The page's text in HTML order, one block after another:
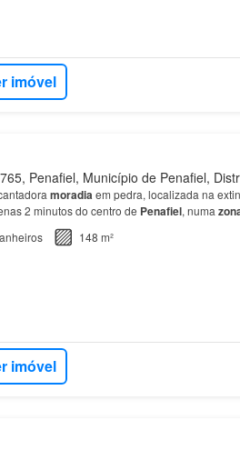
imóvel
Penafiel, Município de Penafiel,
moradiaem pedra, localizada na
2 minutos do centro de Penafiel, numa
por: - 3 quartos; - 3
148 m²
imóvel